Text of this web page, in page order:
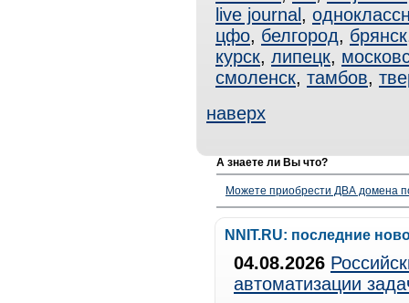
live journal ,
цфо, белгород, брянск
курск, липецк,
смоленск, тамбов,
наверх
А знаете ли Вы что?
Можете приобрести ДВА домена
NNIT.RU: последние
04.08.2026
автоматизации